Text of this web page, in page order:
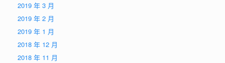
2019 年 3 月
2019 年 2 月
2019 年 1 月
2018 年 12 月
2018 年 11 月